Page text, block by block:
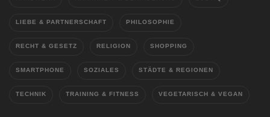
LIEBE & PARTNERSCHAFT PHILOSOPHIE
RECHT & GESETZ RELIGION SHOPPING
SMARTPHONE SOZIALES STÄDTE & REGIONEN
TECHNIK TRAINING & FITNESS VEGETARISCH & VEGAN